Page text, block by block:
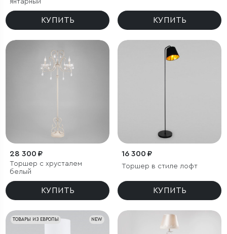
янтарный
КУПИТЬ КУПИТЬ
28 300 ₽
Торшер с хрусталем
белый
КУПИТЬ
16 300 ₽
Торшер в стиле лофт
КУПИТЬ
NEW
ТОВАРЫ ИЗ ЕВРОПЫ